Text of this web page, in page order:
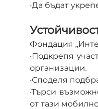
·Да бъдат
Фондация
·Подкрепя
организации.
·Споделя
·Търси
от тази